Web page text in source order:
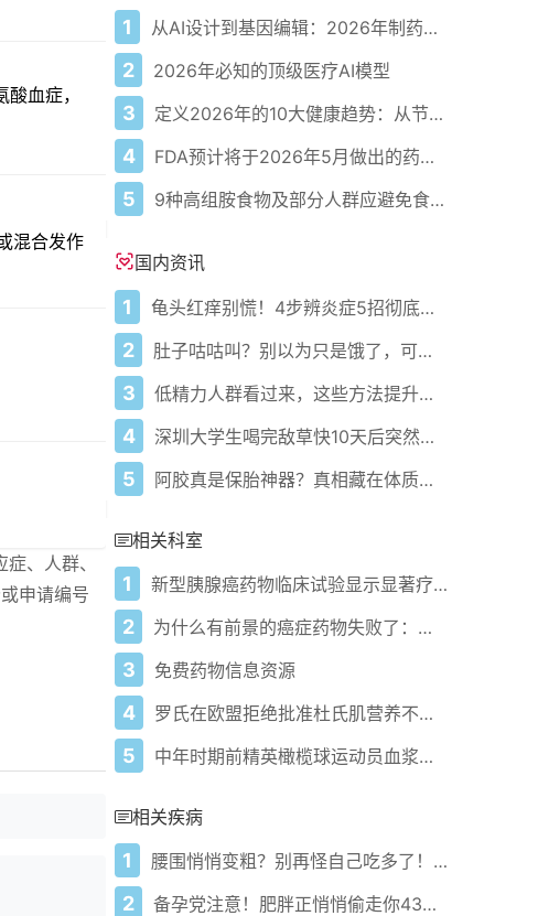
血症，
混合发作
、人群、
申请编号
1 从AI设计到基因编辑：2026年制药领域重大突破
2 2026年必知的顶级医疗AI模型
3 定义2026年的10大健康趋势：从节律健康到冷热交替疗法
4 FDA预计将于2026年5月做出的药物审批决定
5 9种高组胺食物及部分人群应避免食用的原因
国内资讯
1 龟头红痒别慌！4步辨炎症5招彻底防复发
2 肚子咕咕叫？别以为只是饿了，可能是身体在求救！
3 低精力人群看过来，这些方法提升精力
4 深圳大学生喝完敌草快10天后突然倒下！这10天他到底经历了什么？
5 阿胶真是保胎神器？真相藏在体质里吃错真会滑胎
相关科室
1 新型胰腺癌药物临床试验显示显著疗效
2 为什么有前景的癌症药物失败了：科学家发现缺失的关键环节
3 免费药物信息资源
4 罗氏在欧盟拒绝批准杜氏肌营养不良症基因疗法后将启动另一项Elevidys研究
5 中年时期前精英橄榄球运动员血浆蛋白质组学特征显示淀粉样蛋白和tau蛋白代谢异常
相关疾病
1 腰围悄悄变粗？别再怪自己吃多了！身体可能正在求救
2 备孕党注意！肥胖正悄悄偷走你43%的怀孕机会